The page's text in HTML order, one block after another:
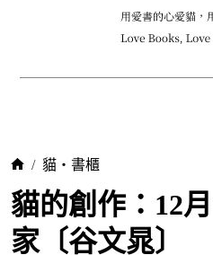
/ 貓・書櫃
貓的創作：12
家〔谷文晁〕